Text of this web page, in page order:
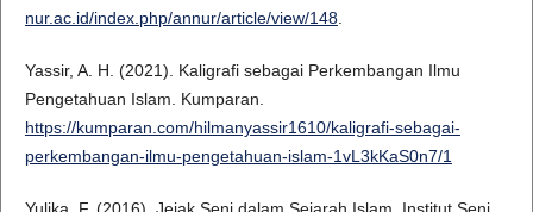
nur.ac.id/index.php/annur/article/view/148.
Yassir, A. H. (2021). Kaligrafi sebagai Perkembangan Ilmu
Pengetahuan Islam. Kumparan.
https://kumparan.com/hilmanyassir1610/kaligrafi-sebagai-
perkembangan-ilmu-pengetahuan-islam-1vL3kKaS0n7/1
Yulika, F. (2016). Jejak Seni dalam Sejarah Islam. Institut Seni